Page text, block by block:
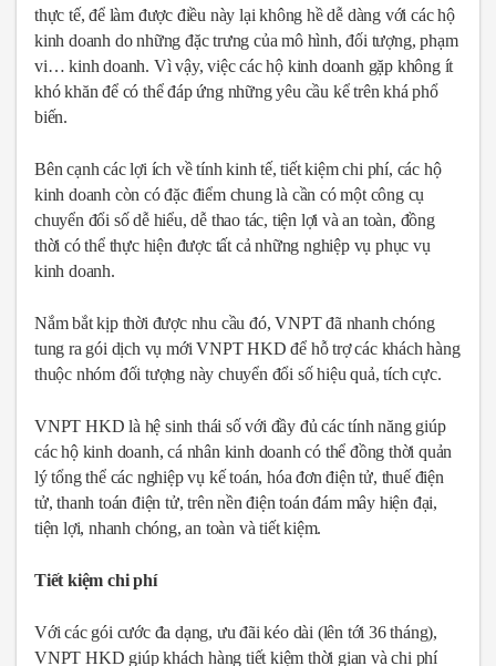
thực tế, để làm được điều này lại không hề dễ dàng với các hộ
kinh doanh do những đặc trưng của mô hình, đối tượng, phạm
vi… kinh doanh. Vì vậy, việc các hộ kinh doanh gặp không ít
khó khăn để có thể đáp ứng những yêu cầu kể trên khá phổ
biến.
Bên cạnh các lợi ích về tính kinh tế, tiết kiệm chi phí, các hộ
kinh doanh còn có đặc điểm chung là cần có một công cụ
chuyển đổi số dễ hiểu, dễ thao tác, tiện lợi và an toàn, đồng
thời có thể thực hiện được tất cả những nghiệp vụ phục vụ
kinh doanh.
Nắm bắt kịp thời được nhu cầu đó, VNPT đã nhanh chóng
tung ra gói dịch vụ mới VNPT HKD để hỗ trợ các khách hàng
thuộc nhóm đối tượng này chuyển đổi số hiệu quả, tích cực.
VNPT HKD là hệ sinh thái số với đầy đủ các tính năng giúp
các hộ kinh doanh, cá nhân kinh doanh có thể đồng thời quản
lý tổng thể các nghiệp vụ kế toán, hóa đơn điện tử, thuế điện
tử, thanh toán điện tử, trên nền điện toán đám mây hiện đại,
tiện lợi, nhanh chóng, an toàn và tiết kiệm.
Tiết kiệm chi phí
Với các gói cước đa dạng, ưu đãi kéo dài (lên tới 36 tháng),
VNPT HKD giúp khách hàng tiết kiệm thời gian và chi phí